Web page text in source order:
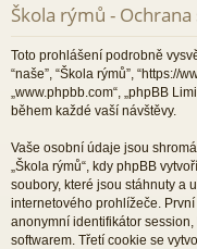
Škola rýmů -
Toto prohlášení podrobně
“naše”, “Škola rýmů”, “https://
„www.phpbb.com“, „phpBB
během každé vaší návštěvy.
Vaše osobní údaje jsou
„Škola rýmů“, kdy phpBB
soubory, které jsou stáhnuty a
internetového prohlížeče.
anonymní identifikátor
softwarem. Třetí cookie se